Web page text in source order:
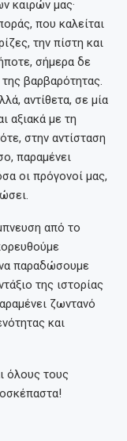
καιρών μας·
που καλείται
την πίστη και
σήμερα δε
βαρβαρότητας.
αντίθετα, σε μία
αξιακά με τη
στην αντίσταση
παραμένει
οι πρόγονοί μας,
από το
παραδώσουμε
της ιστορίας
ζωντανό
και
όλους τους